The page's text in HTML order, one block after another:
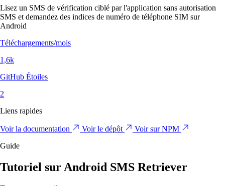
Lisez un SMS de vérification ciblé par l'application sans autorisation
SMS et demandez des indices de numéro de téléphone SIM sur
Android
Téléchargements/mois
1,6k
GitHub Étoiles
2
Liens rapides
Voir la documentation Voir le dépôt
Voir sur NPM
Guide
Tutoriel sur Android SMS Retriever